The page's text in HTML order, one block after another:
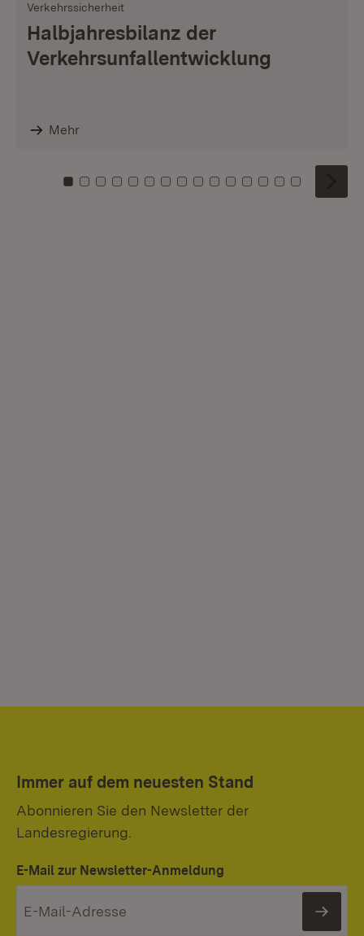
Verkehrssicherheit
Halbjahresbilanz der
Verkehrsunfallentwicklung
Mehr
Zu Kachel: 0
Zu Kachel: 1
Zu Kachel: 2
Zu Kachel: 3
Zu Kachel: 4
Zu Kachel: 5
Zu Kachel: 6
Zu Kachel: 7
Zu Kachel: 8
Zu Kachel: 9
Zu Kachel: 10
Zu Kachel: 11
Zu Kachel: 12
Zu Kachel:
Zu
Immer auf dem neuesten Stand
Abonnieren Sie den Newsletter der
Landesregierung.
E-Mail zur Newsletter-Anmeldung